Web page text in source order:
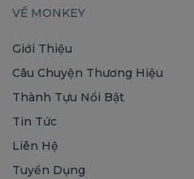
VỀ MONKEY
Giới Thiệu
Câu Chuyện Thương Hiệu
Thành Tựu Nổi Bật
Tin Tức
Liên Hệ
Tuyển Dụng